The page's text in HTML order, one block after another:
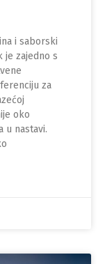
i saborski
je zajedno s
za
oko
u nastavi.